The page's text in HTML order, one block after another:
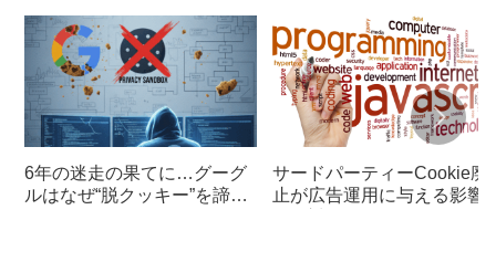
6年の迷走の果てに…グーグ
ルはなぜ“脱クッキー”を諦め
サードパーティーCookie廃
止が広告運用に与える影響